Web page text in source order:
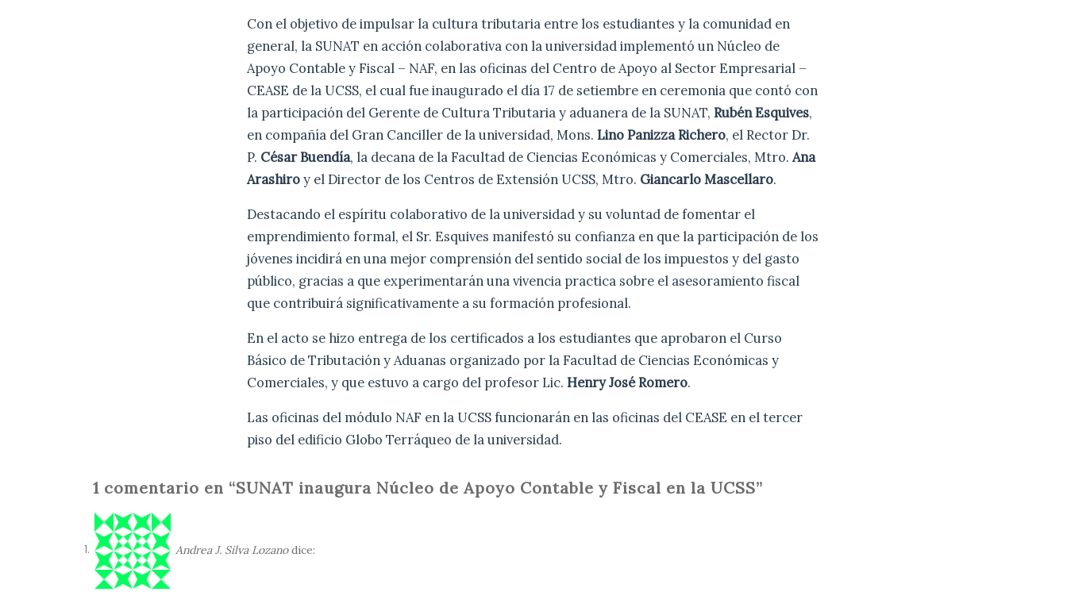
Con el objetivo de impulsar la cultura tributaria entre los estudiantes y la comunidad en
general, la SUNAT en acción colaborativa con la universidad implementó un Núcleo de
Apoyo Contable y Fiscal – NAF, en las oficinas del Centro de Apoyo al Sector Empresarial –
CEASE de la UCSS, el cual fue inaugurado el día 17 de setiembre en ceremonia que contó con
la participación del Gerente de Cultura Tributaria y aduanera de la SUNAT,Rubén Esquives,
en compañía del Gran Canciller de la universidad, Mons.Lino Panizza Richero, el Rector Dr.
P. César Buendía, la decana de la Facultad de Ciencias Económicas y Comerciales, Mtro.Ana
Arashiroy el Director de los Centros de Extensión UCSS, Mtro. Giancarlo Mascellaro.
Destacando el espíritu colaborativo de la universidad y su voluntad de fomentar el
emprendimiento formal, el Sr. Esquives manifestó su confianza en que la participación de los
jóvenes incidirá en una mejor comprensión del sentido social de los impuestos y del gasto
público, gracias a que experimentarán una vivencia practica sobre el asesoramiento fiscal
que contribuirá significativamente a su formación profesional.
En el acto se hizo entrega de los certificados a los estudiantes que aprobaron el Curso
Básico de Tributación y Aduanas organizado por la Facultad de Ciencias Económicas y
Comerciales, y que estuvo a cargo del profesor Lic.Henry José Romero.
Las oficinas del módulo NAF en la UCSS funcionarán en las oficinas del CEASE en el tercer
piso del edificio Globo Terráqueo de la universidad.
1 comentario en “SUNAT inaugura Núcleo de Apoyo Contable y Fiscal en la UCSS”
Andrea J. Silva Lozano dice: